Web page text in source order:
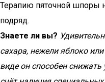
Терапию пяточной шпоры
подряд.
Знаете ли вы?
сахара, нежели яблоко
виде он способен